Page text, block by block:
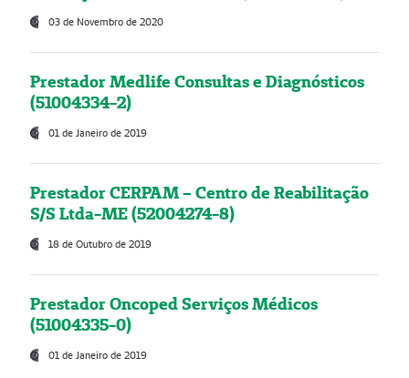
03 de Novembro de 2020
Prestador Medlife Consultas e Diagnósticos
(51004334-2)
01 de Janeiro de 2019
Prestador CERPAM – Centro de Reabilitação
S/S Ltda-ME (52004274-8)
18 de Outubro de 2019
Prestador Oncoped Serviços Médicos
(51004335-0)
01 de Janeiro de 2019